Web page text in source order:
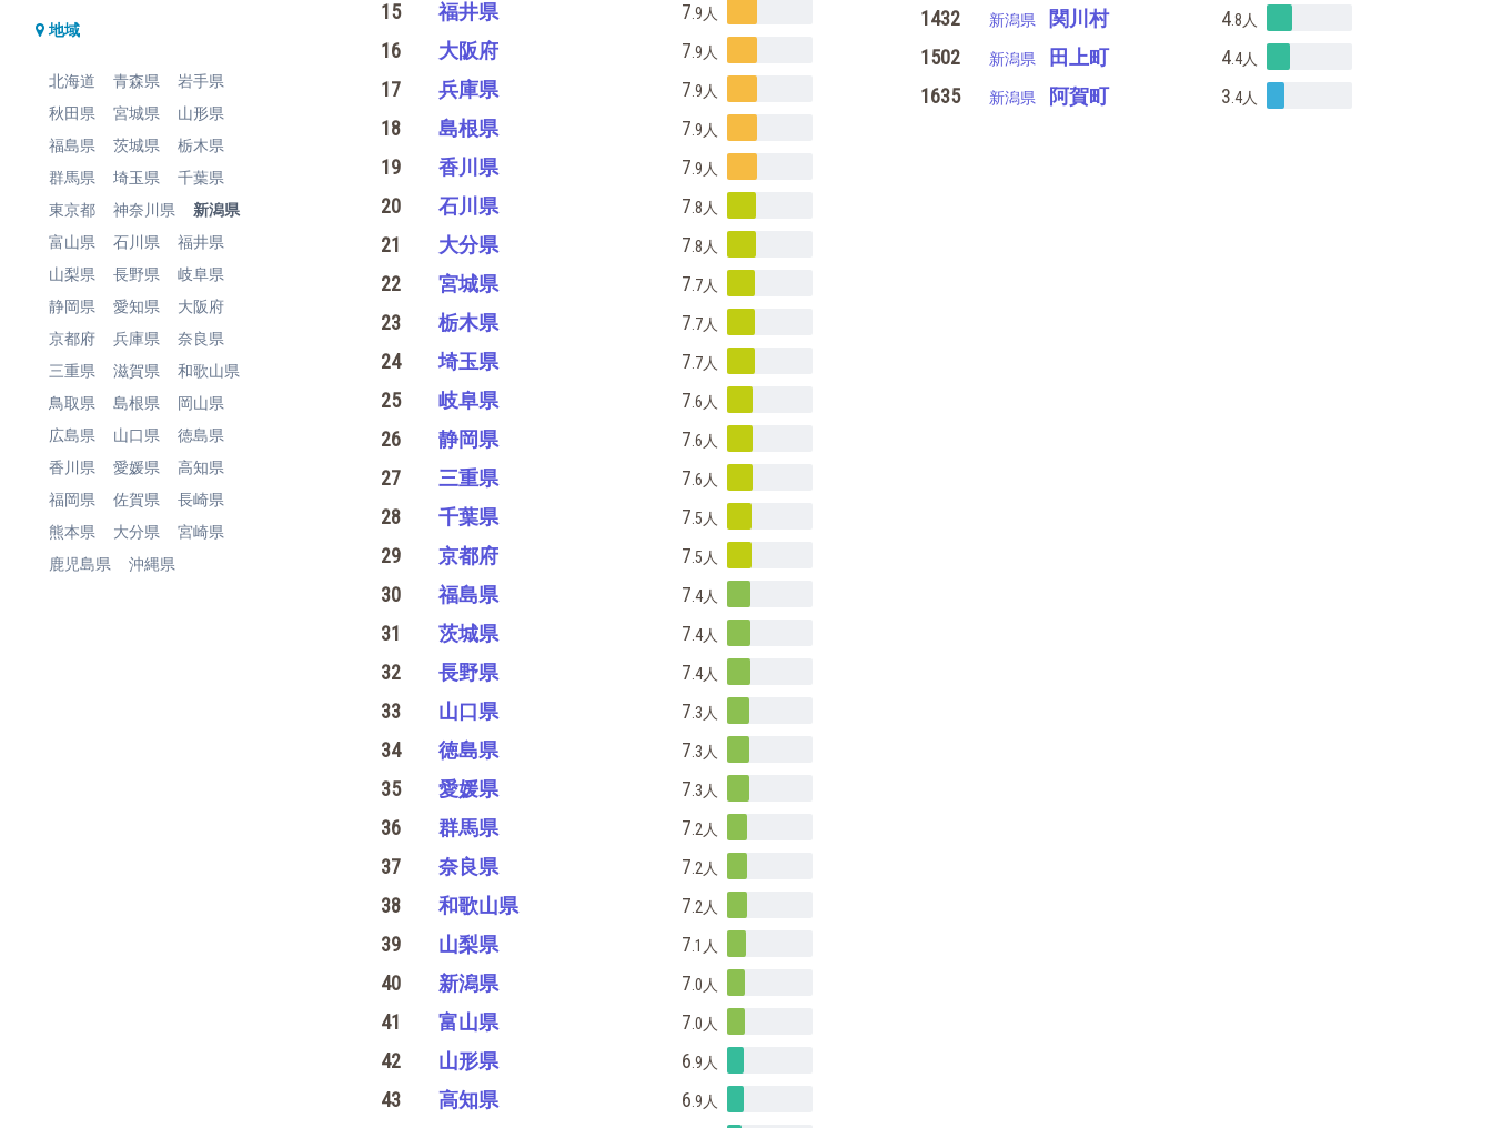
地域
北海道 青森県
岩手県
秋田県
宮城県
山形県
福島県
茨城県
栃木県
群馬県
埼玉県
千葉県
東京都
神奈川県
新潟県
富山県
石川県
福井県
山梨県
長野県
岐阜県
静岡県
愛知県
大阪府
京都府
兵庫県
奈良県
三重県
滋賀県
和歌山県
鳥取県
島根県
岡山県
広島県
山口県
徳島県
香川県
愛媛県
高知県
福岡県
佐賀県
長崎県
熊本県
大分県
宮崎県
鹿児島県
沖縄県
15 福井県 7 .9 人
16 大阪府 7 .9 人
17 兵庫県 7 .9 人
18 島根県 7 .9 人
19 香川県 7 .9 人
20 石川県 7 .8 人
21 大分県 7 .8 人
22 宮城県 7 .7人
23 栃木県 7 .7人
24 埼玉県 7 .7人
25 岐阜県 7 .6 人
26 静岡県 7 .6 人
27 三重県 7 .6 人
28 千葉県 7 .5 人
29 京都府 7 .5 人
30 福島県 7 .4人
31 茨城県 7 .4人
32 長野県 7 .4人
33 山口県 7 .3 人
34 徳島県 7 .3 人
35 愛媛県 7 .3 人
36 群馬県 7 .2 人
37 奈良県 7 .2 人
38 和歌山県 7 .2 人
39 山梨県 7 .1 人
40 新潟県 7 .0 人
41 富山県 7 .0 人
42 山形県 6 .9 人
43 高知県 6 .9 人
1432 新潟県 関川村 4.8 人
1502 新潟県 田上町 4.4人
1635 新潟県 阿賀町 3 .4人